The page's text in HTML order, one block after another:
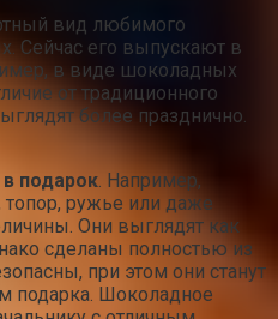
вид любимого
Сейчас его выпускают в
в виде шоколадных
от традиционного
более празднично.
подарок. Например,
топор, ружье или даже
Они выглядят как
сделаны полностью из
при этом они станут
подарка. Шоколадное